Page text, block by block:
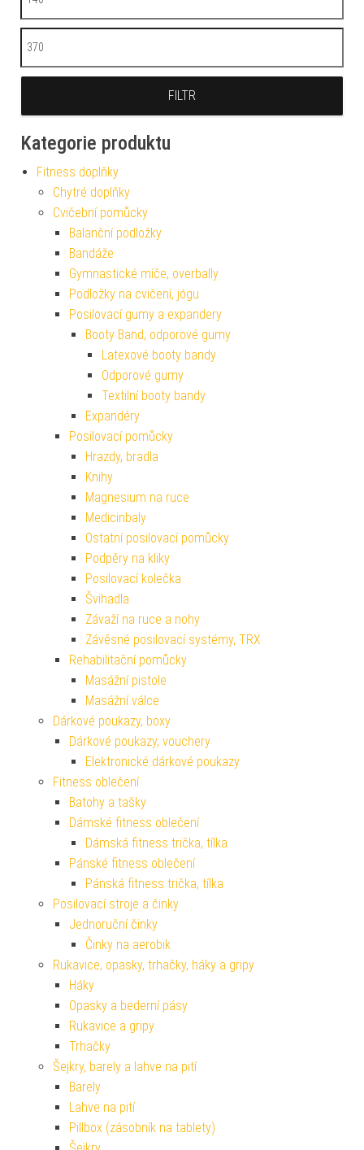
Maximální cena
FILTR
Kategorie produktu
Fitness doplňky
Chytré doplňky
Cvičební pomůcky
Balanční podložky
Bandáže
Gymnastické míče, overbally
Podložky na cvičení, jógu
Posilovací gumy a expandery
Booty Band, odporové gumy
Latexové booty bandy
Odporové gumy
Textilní booty bandy
Expandéry
Posilovací pomůcky
Hrazdy, bradla
Knihy
Magnesium na ruce
Medicinbaly
Ostatní posilovací pomůcky
Podpěry na kliky
Posilovací kolečka
Švihadla
Závaží na ruce a nohy
Závěsné posilovací systémy, TRX
Rehabilitační pomůcky
Masážní pistole
Masážní válce
Dárkové poukazy, boxy
Dárkové poukazy, vouchery
Elektronické dárkové poukazy
Fitness oblečení
Batohy a tašky
Dámské fitness oblečení
Dámská fitness trička, tílka
Pánské fitness oblečení
Pánská fitness trička, tílka
Posilovací stroje a činky
Jednoruční činky
Činky na aerobik
Rukavice, opasky, trhačky, háky a gripy
Háky
Opasky a bederní pásy
Rukavice a gripy
Trhačky
Šejkry, barely a lahve na pití
Barely
Lahve na pití
Pillbox (zásobník na tablety)